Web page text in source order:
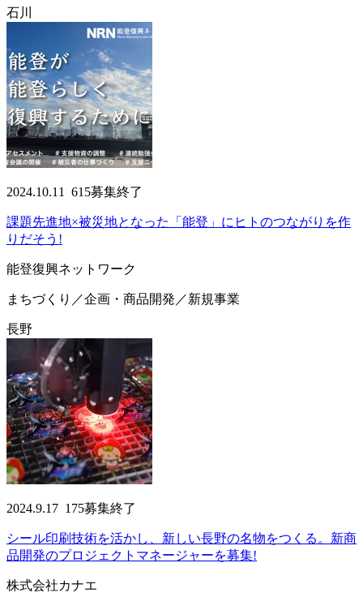
石川
2024.10.11 615募集終了
課題先進地×被災地となった「能登」にヒトのつながりを作
りだそう!
能登復興ネットワーク
まちづくり／企画・商品開発／新規事業
長野
2024.9.17 175募集終了
シール印刷技術を活かし、新しい長野の名物をつくる。新商
品開発のプロジェクトマネージャーを募集!
株式会社カナエ